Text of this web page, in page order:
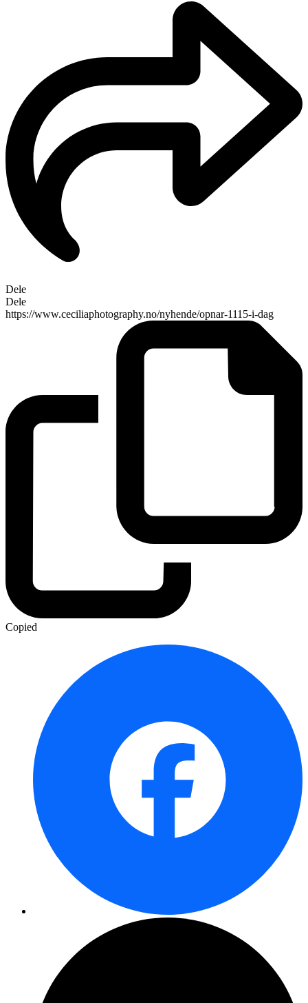
Dele
Dele
https://www.ceciliaphotography.no/nyhende/opnar-1115-i-dag
Copied